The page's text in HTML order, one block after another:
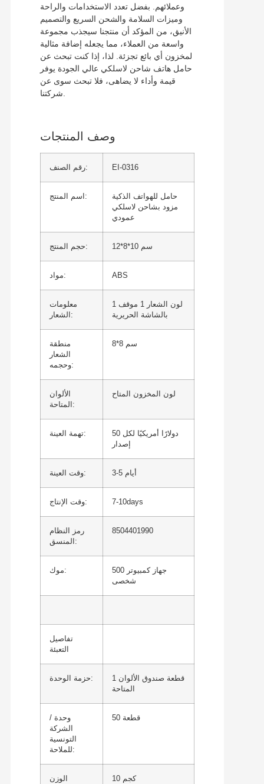
وعملائهم. بفضل تعدد الاستخدامات والراحة
وميزات السلامة والشحن السريع والتصميم
الأنيق، من المؤكد أن منتجنا سيجذب مجموعة
واسعة من العملاء، مما يجعله إضافة مثالية
لمخزون أي بائع تجزئة. لذا، إذا كنت تبحث عن
حامل هاتف شاحن لاسلكي عالي الجودة يوفر
قيمة وأداء لا يضاهى، فلا تبحث سوى عن
شركتنا.
وصف المنتجات
رقم الصنف: EI-0316
اسم المنتج:
حامل للهواتف الذكية
مزود بشاحن لاسلكي
عمودي
حجم المنتج: 12*8*10 سم
مواد: ABS
معلومات
الشعار:
1 لون الشعار 1 موقف
بالشاشة الحريرية
منطقة
الشعار
وحجمه:
8*8 سم
الألوان
المتاحة:
لون المخزون المتاح
تهمة العينة:
50 دولارًا أمريكيًا لكل
إصدار
وقت العينة: 3-5 أيام
وقت الإنتاج: 7-10days
رمز النظام
المنسق:
8504401990
موك:
500 جهاز كمبيوتر
شخصى
تفاصيل
التعبئة
حزمة الوحدة:
1 قطعة صندوق الألوان
المتاحة
وحدة /
الشركة
التونسية
للملاحة:
50 قطعة
الوزن
10 كجم